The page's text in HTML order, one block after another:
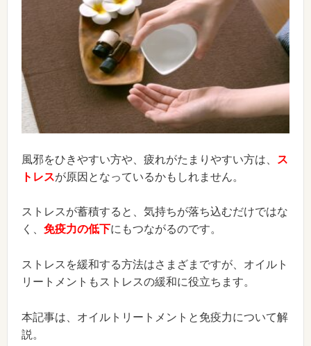
風邪をひきやすい方や、疲れがたまりやすい方は、
ス
トレスが原因となっているかもしれません。
ストレスが蓄積すると、気持ちが落ち込むだけではな
く、 免疫力の低下にもつながるのです。
ストレスを緩和する方法はさまざまですが、オイルト
リートメントもストレスの緩和に役立ちます。
本記事は、オイルトリートメントと免疫力について解
説。